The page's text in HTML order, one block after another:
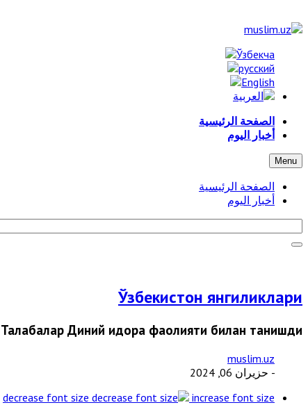
الصفحة الرئيسية
أخبار اليوم
Menu
الصفحة الرئيسية
أخبار اليوم
Ўзбекистон янгиликлари
Талабалар Диний идора фаолияти билан танишди
muslim.uz
- حزيران 06, 2024
decrease font size increase font size